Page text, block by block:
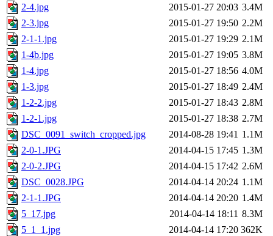
2-4.jpg
2015-01-27 20:03 3.4M
2-3.jpg
2015-01-27 19:50 2.2M
2-1-1.jpg
2015-01-27 19:29 2.1M
1-4b.jpg
2015-01-27 19:05 3.8M
1-4.jpg
2015-01-27 18:56 4.0M
1-3.jpg
2015-01-27 18:49 2.4M
1-2-2.jpg
2015-01-27 18:43 2.8M
1-2-1.jpg
2015-01-27 18:38 2.7M
DSC_0091_switch_cropped.jpg
2014-08-28 19:41 1.1M
2-0-1.JPG
2014-04-15 17:45 1.3M
2-0-2.JPG
2014-04-15 17:42 2.6M
DSC_0028.JPG
2014-04-14 20:24 1.1M
2-1-1.JPG
2014-04-14 20:20 1.4M
5_17.jpg
2014-04-14 18:11 8.3M
5_1_1.jpg
2014-04-14 17:20 362K